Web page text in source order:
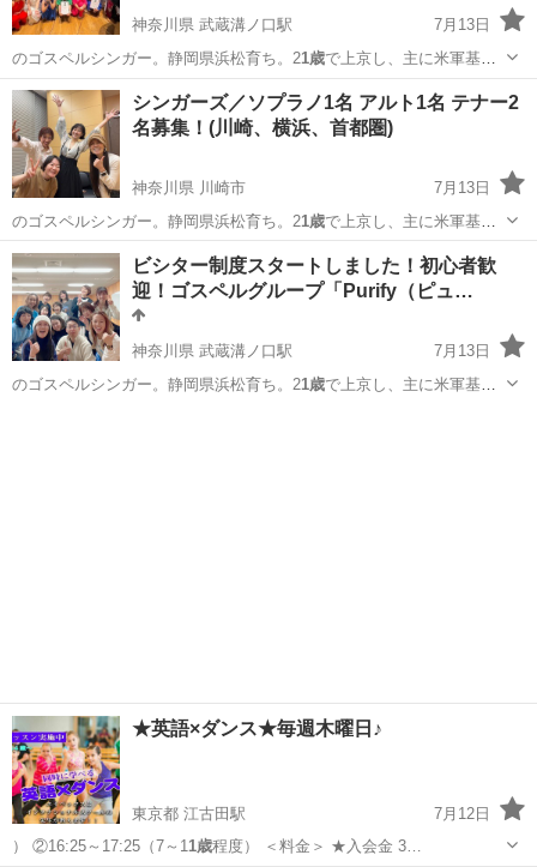
神奈川県 武蔵溝ノ口駅
7月13日
のゴスペルシンガー。静岡県浜松育ち。21歳で上京し、主に米軍基地
でライブ活動を展…
神奈川 川崎市 武蔵溝ノ口駅 ボーカル レッスン
シンガーズ／ソプラノ1名 アルト1名 テナー2
名募集！(川崎、横浜、首都圏)
神奈川県 川崎市
7月13日
のゴスペルシンガー。静岡県浜松育ち。21歳で上京し、主に米軍基地
でライブ活動を展…
神奈川 川崎市 音楽 ソプラノ
ビシター制度スタートしました！初心者歓
迎！ゴスペルグループ「Purify（ピュ…
神奈川県 武蔵溝ノ口駅
7月13日
のゴスペルシンガー。静岡県浜松育ち。21歳で上京し、主に米軍基地
★英語×ダンス★毎週木曜日♪
東京都 江古田駅
7月12日
） ②16:25～17:25（7～11歳 程度） ＜料金＞ ★入会金 3…